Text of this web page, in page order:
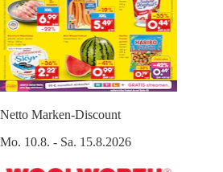
Netto Marken-Discount
Mo. 10.8. - Sa. 15.8.2026